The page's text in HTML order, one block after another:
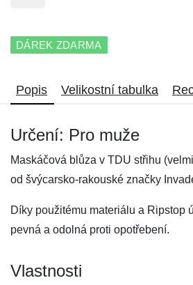
DÁREK ZDARMA
Popis Velikostní tabulka
Určení: Pro muže
Maskáčová blůza v TDU střihu
od švýcarsko-rakouské značky
Díky použitému materiálu a Ripstop
pevná a odolná proti opotřebení.
Vlastnosti